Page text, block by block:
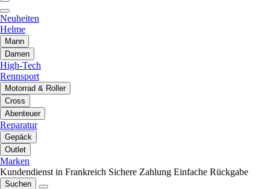
Neuheiten
Helme
Mann
Damen
High-Tech
Rennsport
Motorrad & Roller
Cross
Abenteuer
Reparatur
Gepäck
Outlet
Marken
Kundendienst in Frankreich Sichere Zahlung Einfache Rückgabe
Suchen